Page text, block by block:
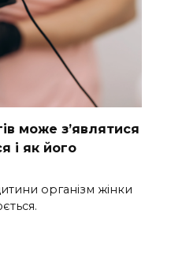
може з’являтися
і як його
організм жінки